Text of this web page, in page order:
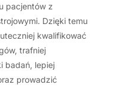
pacjentów z
Dzięki temu
kwalifikować
trafniej
badań, lepiej
prowadzić